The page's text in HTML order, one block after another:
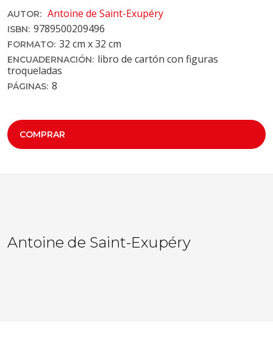
AUTOR: Antoine de Saint-Exupéry
ISBN: 9789500209496
FORMATO: 32 cm x 32 cm
ENCUADERNACIÓN: libro de cartón con figuras
troqueladas
PÁGINAS: 8
COMPRAR
Antoine de Saint-Exupéry